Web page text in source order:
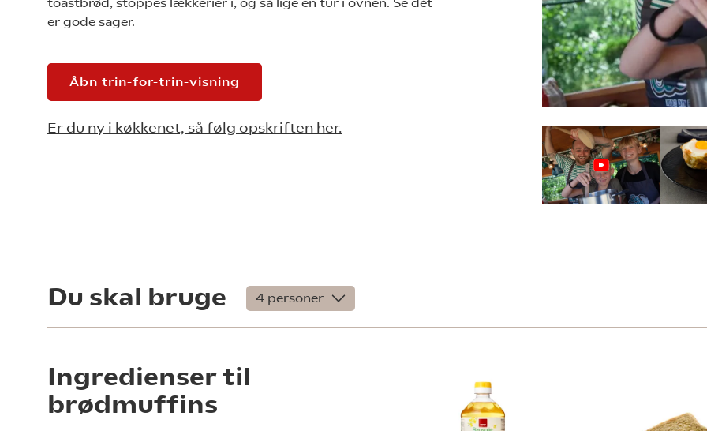
er gode sager.
Åbn trin-for-trin-visning
Er du ny i køkkenet, så følg opskriften her.
Du skal bruge
Ingredienser til
brødmuffins